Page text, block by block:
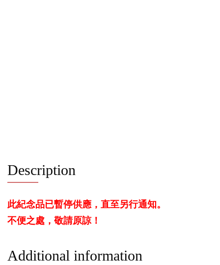
Description
此紀念品已暫停供應，直至另行通知。
不便之處，敬請原諒！
Additional information